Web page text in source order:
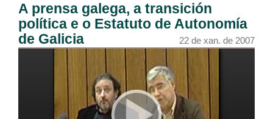
A prensa galega, a transición
política e o Estatuto de Autonomía
de Galicia
22 de xan. de 2007